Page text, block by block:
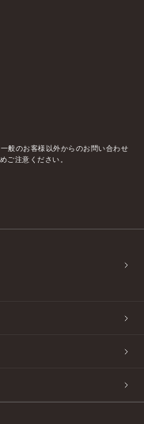
般のお客様以外からのお問い合わせ
ご注意ください。